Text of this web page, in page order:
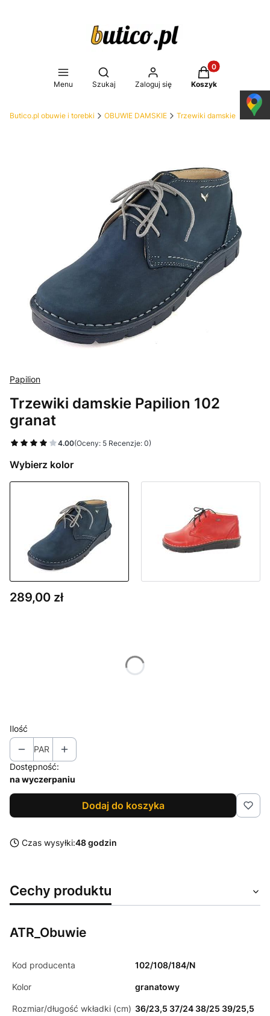
Menu
Otwórz wyszukiwarkę
Szukaj Zaloguj się
Produkty w
Koszyk
Butico.pl obuwie i torebki OBUWIE DAMSKIE Trzewiki damskie
Papilion
Trzewiki damskie Papilion 102
granat
4.00(Oceny: 5 Recenzje: 0)
Wybierz kolor
Cena
289,00 zł
Ilość
PAR
Dostępność:
na wyczerpaniu
Dodaj do koszyka
Czas wysyłki:48 godzin
Cechy produktu
ATR_Obuwie
Kod producenta 102/108/184/N
Kolor granatowy
Rozmiar/długość wkładki (cm) 36/23,5 37/24 38/25 39/25,5